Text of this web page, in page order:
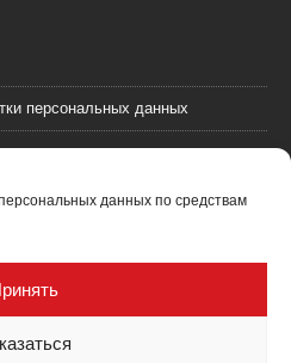
данных по средствам
персональных данных
данных
(оферта)